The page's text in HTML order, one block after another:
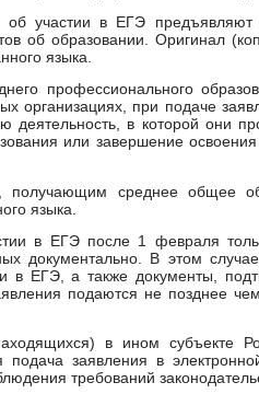
участии в ЕГЭ предъявляют
об образовании. Оригинал
языка.
профессионального
организациях, при подаче
деятельность, в которой они
или завершение
среднее общее
языка.
в ЕГЭ после 1 февраля
документально. В этом
в ЕГЭ, а также документы,
подаются не позднее
в ином субъекте
подача заявления в
требований